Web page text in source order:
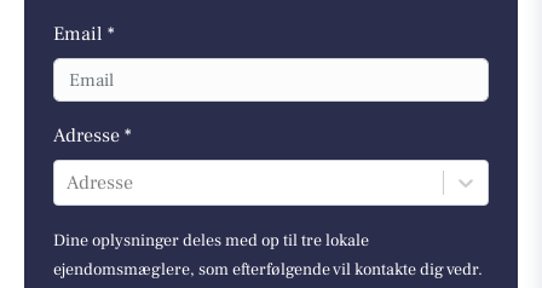
Email *
Adresse *
Adresse
Dine oplysninger deles med op til tre lokale
ejendomsmæglere, som efterfølgende vil kontakte dig vedr.